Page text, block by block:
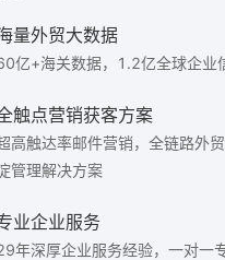
物的详细信息，如货物名
求情况。例如，哪些产品
客户。如果一个企业经常从
面，海关数据
通的海关数据
查询具有多方
保了数据的可靠性。其次，
量外贸大数据
亿+海关数据，1.2亿全球企业
触点营销获客方案
高触达率邮件营销，全链路外
管理解决方案
业企业服务
年深厚企业服务经验，一对一